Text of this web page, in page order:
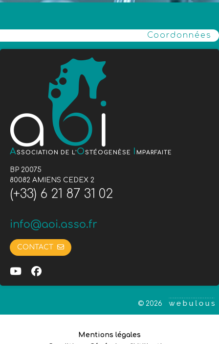
Coordonnées
ASSOCIATION DE L'OSTÉOGENÈSE I MPARFAITE
BP 20075
80082 AMIENS CEDEX 2
(+33) 6 21 87 31 02
info@aoi.asso.fr
CONTACT
© 2026
Mentions légales